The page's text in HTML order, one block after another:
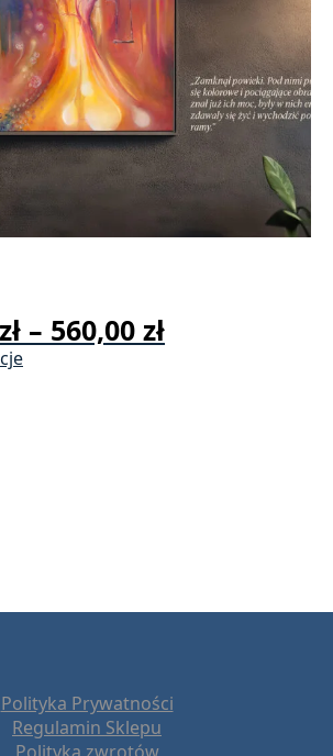
zł – 560,00 złZakres
Ten
Polityka Prywatności
Regulamin Sklepu
Polityka zwrotów